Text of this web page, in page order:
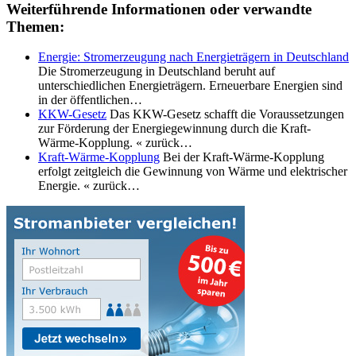
Weiterführende Informationen oder verwandte
Themen:
Energie: Stromerzeugung nach Energieträgern in Deutschland
Die Stromerzeugung in Deutschland beruht auf
unterschiedlichen Energieträgern. Erneuerbare Energien sind
in der öffentlichen…
KKW-Gesetz Das KKW-Gesetz schafft die Voraussetzungen
zur Förderung der Energiegewinnung durch die Kraft-
Wärme-Kopplung. « zurück…
Kraft-Wärme-Kopplung Bei der Kraft-Wärme-Kopplung
erfolgt zeitgleich die Gewinnung von Wärme und elektrischer
Energie. « zurück…